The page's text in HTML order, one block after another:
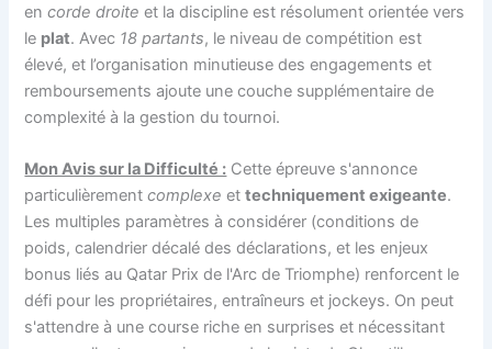
encorde droite et la discipline est résolument orientée vers
le plat. Avec 18 partants, le niveau de compétition est
élevé, et l’organisation minutieuse des engagements et
remboursements ajoute une couche supplémentaire de
complexité à la gestion du tournoi.
Mon Avis sur la Difficulté : Cette épreuve s'annonce
particulièrementcomplexe ettechniquement exigeante.
Les multiples paramètres à considérer (conditions de
poids, calendrier décalé des déclarations, et les enjeux
bonus liés au Qatar Prix de l'Arc de Triomphe) renforcent le
défi pour les propriétaires, entraîneurs et jockeys. On peut
s'attendre à une course riche en surprises et nécessitant